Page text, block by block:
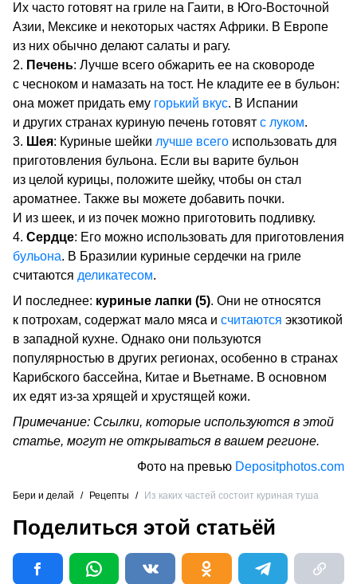
Их часто готовят на гриле на Гаити, в Юго-Восточной
Азии, Мексике и некоторых частях Африки. В Европе
из них обычно делают салаты и рагу.
Печень: Лучше всего обжарить ее на сковороде
с чесноком и намазать на тост. Не кладите ее в бульон:
она может придать ему горький вкус. В Испании
и других странах куриную печень готовят с луком.
Шея: Куриные шейки лучше всего использовать для
приготовления бульона. Если вы варите бульон
из целой курицы, положите шейку, чтобы он стал
ароматнее. Также вы можете добавить почки.
И из шеек, и из почек можно приготовить подливку.
Сердце: Его можно использовать для приготовления
бульона. В Бразилии куриные сердечки на гриле
считаются деликатесом.
И последнее: куриные лапки (5). Они не относятся
к потрохам, содержат мало мяса и считаются экзотикой
в западной кухне. Однако они пользуются
популярностью в других регионах, особенно в странах
Карибского бассейна, Китае и Вьетнаме. В основном
их едят из-за хрящей и хрустящей кожи.
Примечание: Ссылки, которые используются в этой
статье, могут не открываться в вашем регионе.
Фото на превью Depositphotos.com
Бери и делай / Рецепты / Из каких частей состоит куриная туша
Поделиться этой статьёй